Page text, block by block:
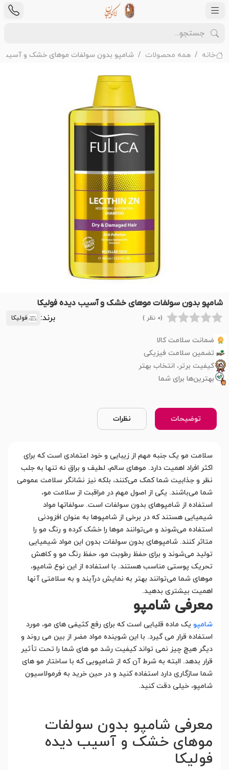
خانه همه محصولات شامپو بدون سولفات موهای خشک و آسیب
شامپو بدون سولفات موهای خشک و آسیب دیده فولیکا
(0 نظر ) برند: فولیکا
ضمانت سلامت کالا
تضمین سلامت فیزیکی
کیفیت برتر، انتخاب بهتر
بهترین‌ها برای شما
توضیحات نظرات
سلامت مو یک جنبه مهم از زیبایی و خود اعتمادی است که برای
اکثر افراد اهمیت دارد. موهای سالم، لطیف و براق نه تنها به جلب
نظر و جذابیت شما کمک می‌کنند، بلکه نیز نشانگر سلامت عمومی
شما می‌باشند. یکی از اصول مهم در مراقبت از سلامت مو،
استفاده از شامپوهای بدون سولفات است. سولفاتها مواد
شیمیایی هستند که در برخی از شامپوها به عنوان افزودنی
استفاده می‌شوند و می‌توانند موها را خشک کرده و رنگ مو را
متاثر کنند. شامپوهای بدون سولفات بدون این مواد شیمیایی
تولید می‌شوند و برای حفظ رطوبت مو، حفظ رنگ مو و کاهش
تحریک پوستی مناسب هستند. با استفاده از این نوع شامپو،
موهای شما می‌توانند بهتر به نمایش درآیند و به سلامتی آنها
اهمیت بیشتری بدهید.
معرفی شامپو
شامپو یک ماده قلیایی است که برای رفع کثیفی های مو، مورد
استفاده قرار می گیرد. با این شوینده مواد مضر از بین می روند و
دیگر هیچ چیز نمی تواند کیفیت رشد مو های شما را تحت تأثیر
قرار بدهد. البته به شرط آن که از شامپویی که با ساختار مو های
شما سازگاری دارد استفاده کنید و در حین خرید به فرمولاسیون
شامپو، خیلی دقت کنید.
معرفی شامپو بدون سولفات
موهای خشک و آسیب دیده
فولیکا